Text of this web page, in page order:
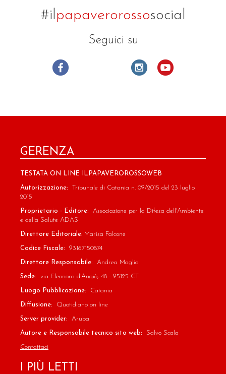
#ilpapaverorossosocial
Seguici su
GERENZA
TESTATA ON LINE ILPAPAVEROROSSOWEB
Autorizzazione: Tribunale di Catania n. 09/2015 del 23 luglio
2015
Proprietario - Editore: Associazione per la Difesa dell'Ambiente
e della Salute ADAS
Direttore Editoriale: Marisa Falcone
Codice Fiscale: 93167150874
Direttore Responsabile: Andrea Maglia
Sede: via Eleonora d'Angiò, 48 - 95125 CT
Luogo Pubblicazione: Catania
Diffusione: Quotidiano on line
Server provider: Aruba
Autore e Responsabile tecnico sito web: Salvo Scala
Contattaci
I PIÙ LETTI